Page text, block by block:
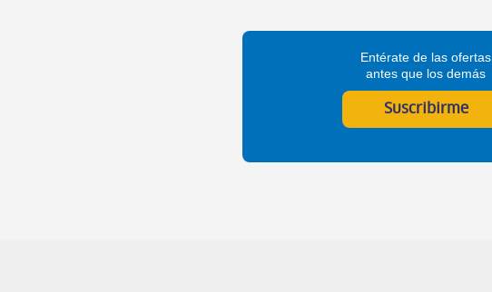
Entérate de las ofertas
antes que los demás
Suscribirme